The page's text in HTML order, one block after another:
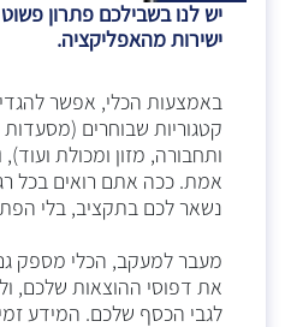
יש לנו בשבילכם פתרון
ישירות מהאפליקציה.
באמצעות הכלי, אפשר
קטגוריות שבוחרים
ותחבורה, מזון ומכולת
אמת. ככה אתם רואים בכל
נשאר לכם בתקציב, בלי
מעבר למעקב, הכלי מספק גם
את דפוסי ההוצאות שלכם,
לגבי הכסף שלכם. המידע